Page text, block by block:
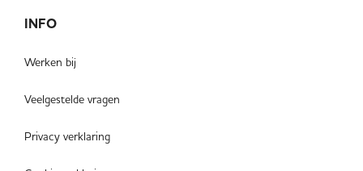
INFO
Werken bij
Veelgestelde vragen
Privacy verklaring